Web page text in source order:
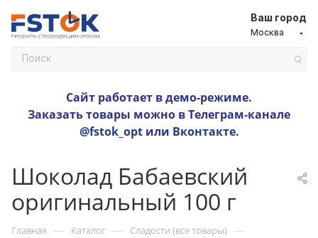
Ваш город
Москва
Сайт работает в демо-режиме.
Заказать товары можно в Телеграм-канале
@fstok_optили Вконтакте.
Шоколад Бабаевский
оригинальный 100 г
Главная — Каталог — Сладости (все товары) —